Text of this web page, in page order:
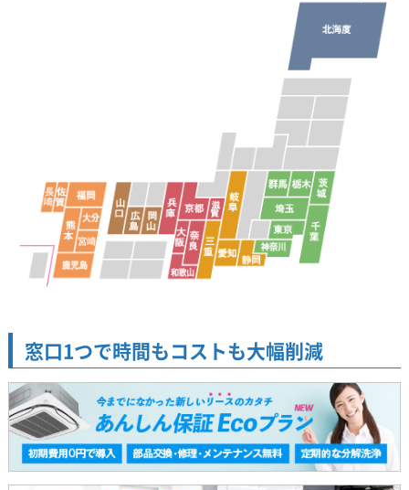
窓口1つで時間もコストも大幅削減